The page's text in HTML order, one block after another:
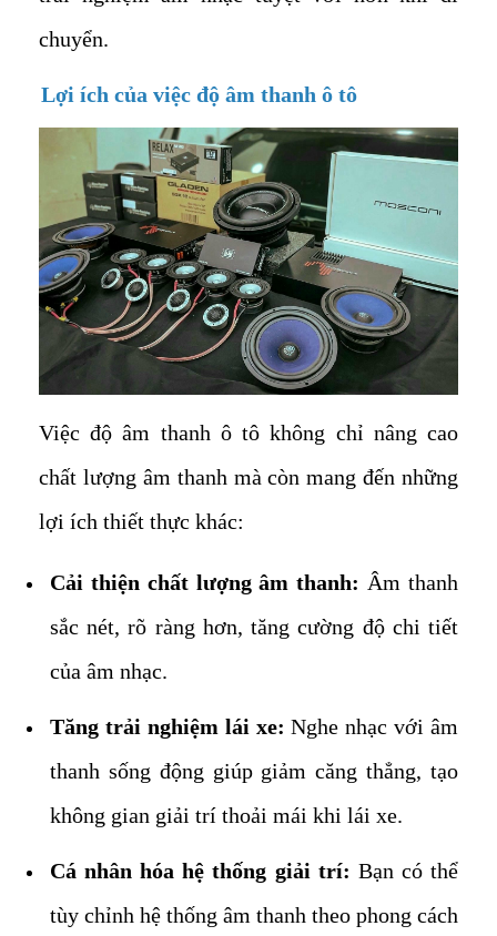
chuyển.
Lợi ích của việc độ âm thanh ô tô
Việc độ âm thanh ô tô không chỉ nâng cao
chất lượng âm thanh mà còn mang đến những
lợi ích thiết thực khác:
Cải thiện chất lượng âm thanh: Âm thanh
sắc nét, rõ ràng hơn, tăng cường độ chi tiết
của âm nhạc.
Tăng trải nghiệm lái xe: Nghe nhạc với âm
thanh sống động giúp giảm căng thẳng, tạo
không gian giải trí thoải mái khi lái xe.
Cá nhân hóa hệ thống giải trí: Bạn có thể
tùy chỉnh hệ thống âm thanh theo phong cách